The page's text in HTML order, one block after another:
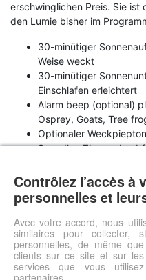
erschwinglichen Preis. Sie
den Lumie bisher im
30-minütiger
Weise weckt
30-minütiger
Einschlafen erleichtert
Alarm beep (optional)
Osprey, Goats, Tree
Optionaler
Seeadler, Ziegen,
Schlummerfunktion
Warmes weißes Licht für
Sonnenaufgang/
Farbiges
hellblau
Voir l'offre
Contrôlez l’accès à
personnelles et
Avec votre accord, nous
similaires pour collecter,
personnelles, de même
clients sur ce site et sur
services que vous
partenaires.